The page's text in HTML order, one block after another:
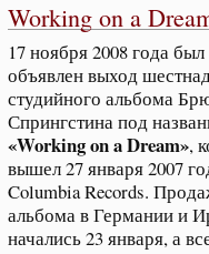
Working on a
17 ноября 2008 года был
объявлен выход
студийного альбома
Спрингстина под
«WorkingonaDream»,
вышел 27 января 2007
Columbia Records.
альбома в Германии и
начались 23 января, а